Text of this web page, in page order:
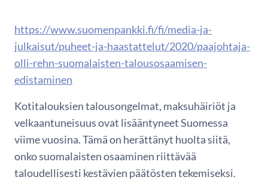
https://www.suomenpankki.fi/fi/media-ja-
julkaisut/puheet-ja-haastattelut/2020/paajohtaja-
olli-rehn-suomalaisten-talousosaamisen-
edistaminen
Kotitalouksien talousongelmat, maksuhäiriöt ja
velkaantuneisuus ovat lisääntyneet Suomessa
viime vuosina. Tämä on herättänyt huolta siitä,
onko suomalaisten osaaminen riittävää
taloudellisesti kestävien päätösten tekemiseksi.